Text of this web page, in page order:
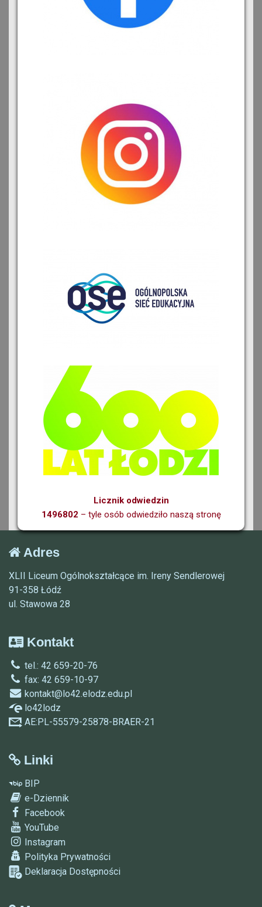
Licznik odwiedzin
1496802 – tyle osób odwiedziło naszą stronę
Adres
XLII Liceum Ogólnokształcące im. Ireny Sendlerowej
91-358 Łódź
ul. Stawowa 28
Kontakt
tel.: 42 659-20-76
fax: 42 659-10-97
kontakt@lo42.elodz.edu.pl
lo42lodz
AE:PL-55579-25878-BRAER-21
Linki
BIP
e-Dziennik
Facebook
YouTube
Instagram
Polityka Prywatności
Deklaracja Dostępności